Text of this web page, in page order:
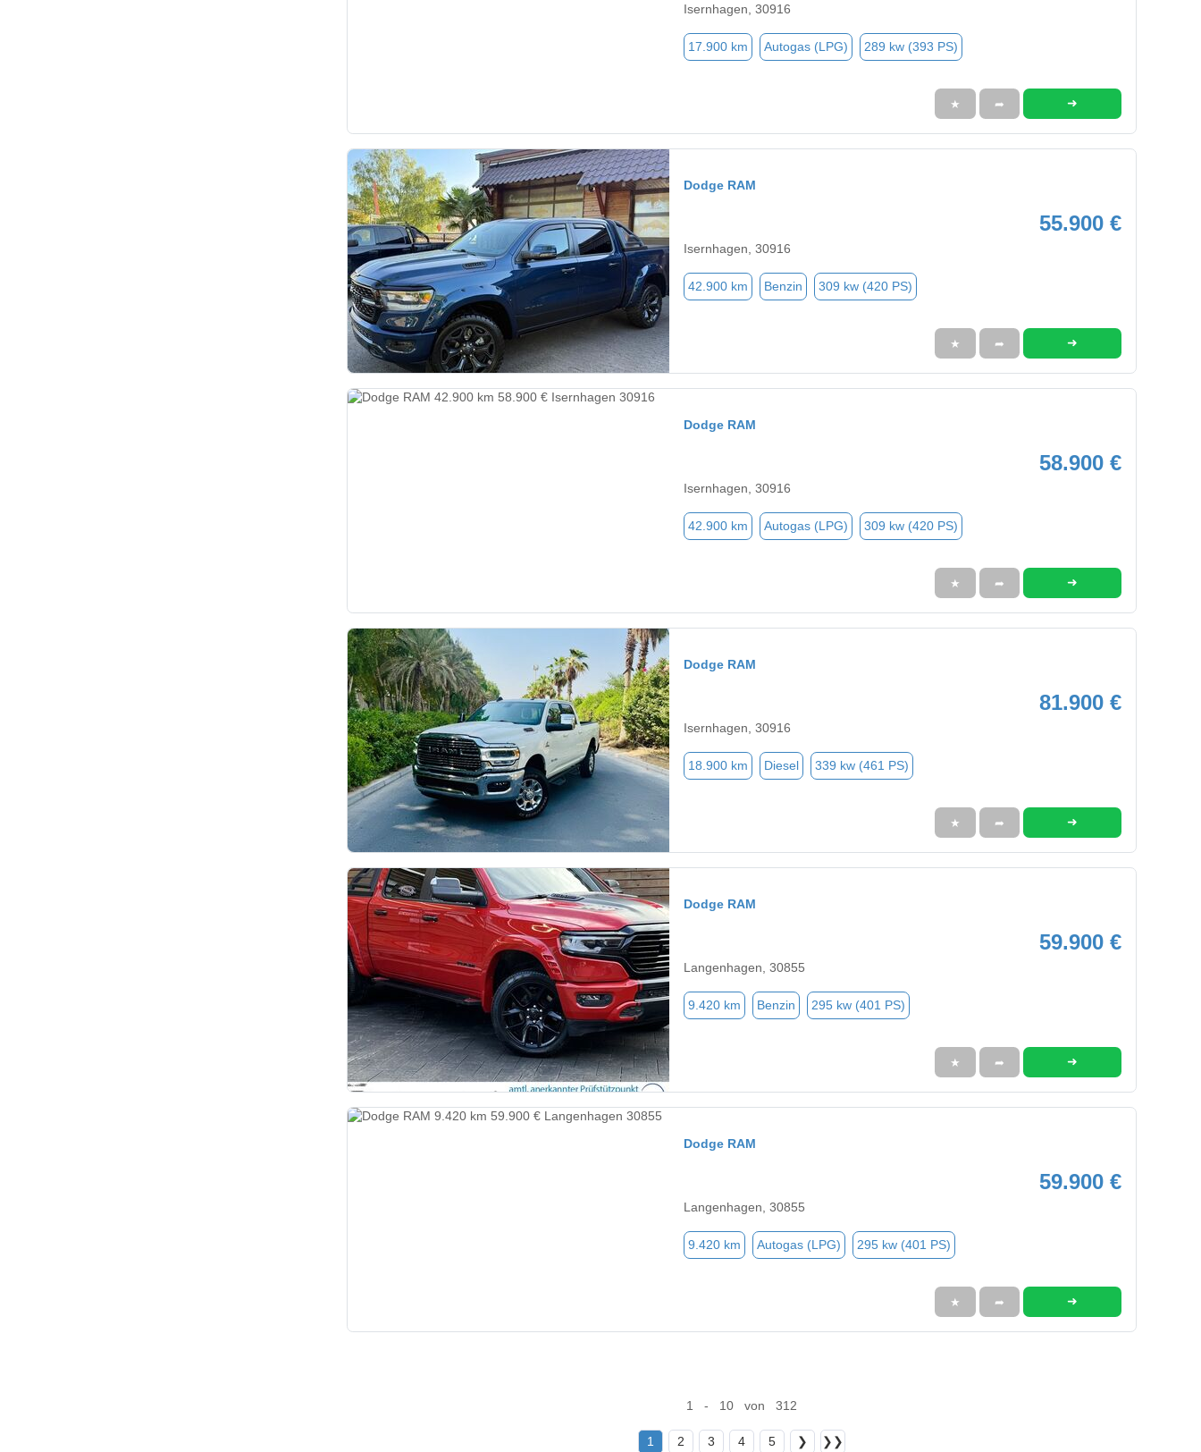
Isernhagen, 30916
17.900 km Autogas (LPG) 289 kw (393 PS)
★ ➦ ➜
Dodge RAM
55.900 €
Isernhagen, 30916
42.900 km Benzin 309 kw (420 PS)
★ ➦ ➜
Dodge RAM
58.900 €
Isernhagen, 30916
42.900 km Autogas (LPG) 309 kw (420 PS)
★ ➦ ➜
Dodge RAM
81.900 €
Isernhagen, 30916
18.900 km Diesel 339 kw (461 PS)
★ ➦ ➜
Dodge RAM
59.900 €
Langenhagen, 30855
9.420 km Benzin 295 kw (401 PS)
★ ➦ ➜
Dodge RAM
59.900 €
Langenhagen, 30855
9.420 km Autogas (LPG) 295 kw (401 PS)
★ ➦ ➜
1 - 10 von 312
1 2 3 4 5 ❯ ❯❯